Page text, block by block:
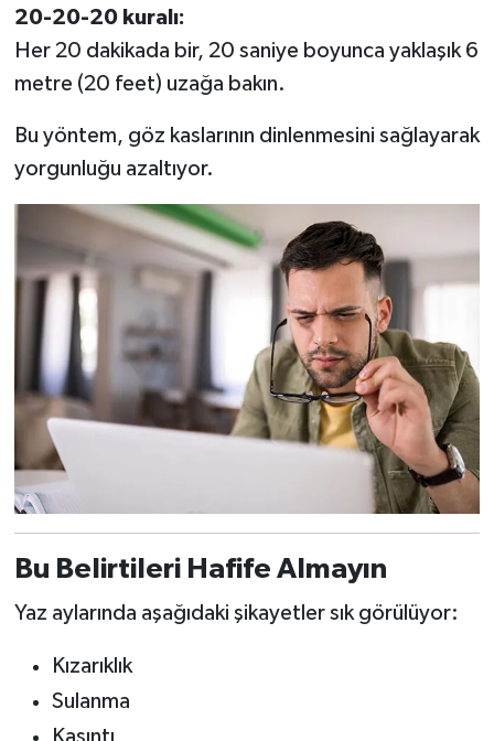
20-20-20 kuralı:
Her 20 dakikada bir, 20 saniye boyunca yaklaşık 6
metre (20 feet) uzağa bakın.
Bu yöntem, göz kaslarının dinlenmesini sağlayarak
yorgunluğu azaltıyor.
Bu Belirtileri Hafife Almayın
Yaz aylarında aşağıdaki şikayetler sık görülüyor:
Kızarıklık
Sulanma
Kaşıntı